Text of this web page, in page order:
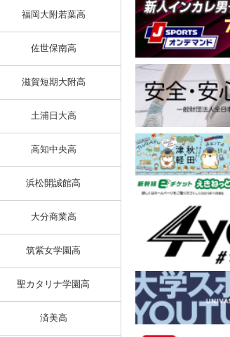
福岡大附若葉高
佐世保南高
滋賀短期大附高
土浦日大高
高知中央高
浜松開誠館高
大分商業高
筑紫女学園高
聖カタリナ学園高
済美高